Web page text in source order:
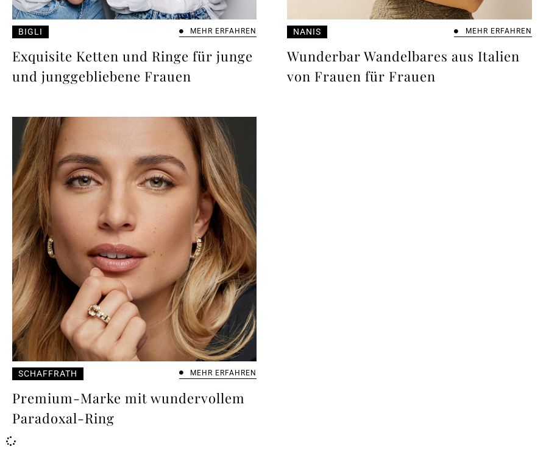
BIGLI MEHR ERFAHREN
Exquisite Ketten und Ringe für junge
und junggebliebene Frauen
NANIS MEHR ERFAHREN
Wunderbar Wandelbares aus Italien
von Frauen für Frauen
SCHAFFRATH MEHR ERFAHREN
Premium-Marke mit wundervollem
Paradoxal-Ring